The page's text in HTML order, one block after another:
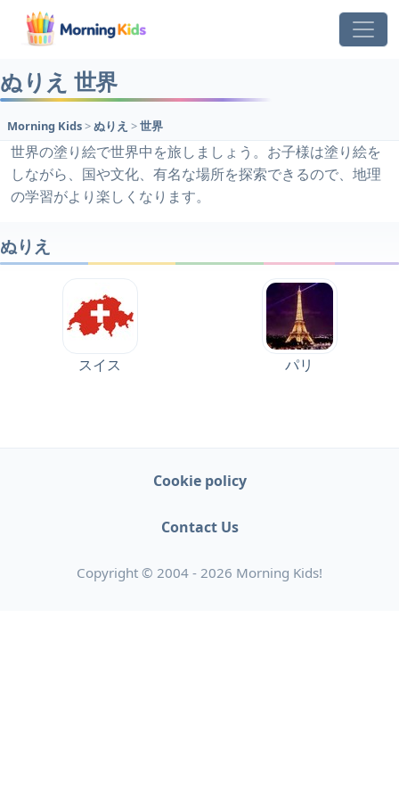
ぬりえ 世界
Morning Kids>ぬりえ >世界
世界の塗り絵で世界中を旅しましょう。お子様は塗り絵を
しながら、国や文化、有名な場所を探索できるので、地理
の学習がより楽しくなります。
ぬりえ
スイス パリ
Cookie policy
Contact Us
Copyright © 2004 - 2026 Morning Kids!